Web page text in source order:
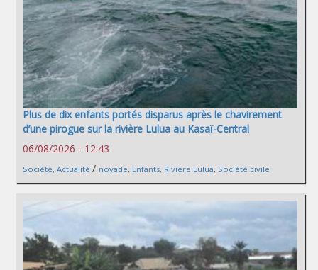
Plus de dix enfants portés disparus après le chavirement
d’une pirogue sur la rivière Lulua au Kasaï-Central
06/08/2026 - 12:43
Société, Actualité / noyade, Enfants, Rivière Lulua, Société civile